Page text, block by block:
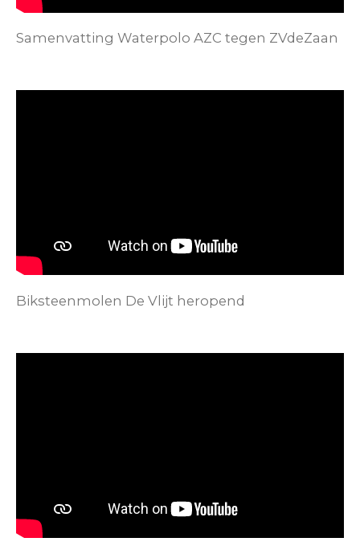
Samenvatting Waterpolo AZC tegen ZVdeZaan
Biksteenmolen De Vlijt heropend